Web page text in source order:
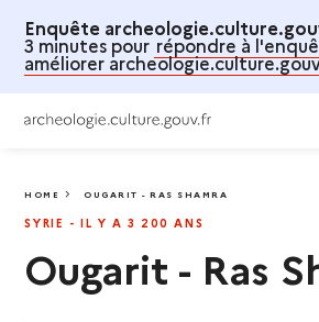
Enquête
3 minutes pour répondre à
améliorer
SYRIE - IL Y A 3 200 ANS
Ougarit - Ras
HOME OUGARIT - RAS SHAMRA